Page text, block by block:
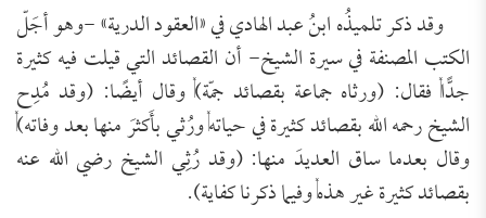
وقد ذكر تلميذُه ابنُ عبد الهادي في «العقود الدرية» -وهو أجَلّ
الكتب المصنفة في سيرة الشيخ- أن القصائد التي قيلت فيه كثيرة
جدًّا, فقال: (ورثاه جماعة بقصائد جمّة), وقال أيضًا: (وقد مُدِح
الشيخ رحمه الله بقصائد كثيرة في حياته, ورُثي بأَكثرَ منها بعد وفاته),
وقال بعدما ساق العديدَ منها: (وقد رُثِي الشيخ رضي الله عنه
بقصائد كثيرة غير هذه, وفيما ذكرنا كفاية).